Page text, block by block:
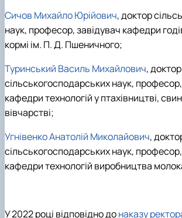
Сичов Михайло Юрійович, доктор
наук, професор, завідувач кафедри
кормі ім. П. Д. Пшеничного;
Туринський Василь Михайлович, доктор
сільськогосподарських наук,
кафедри технологій у птахівництві,
вівчарстві;
Угнівенко Анатолій Миколайович,
сільськогосподарських наук,
кафедри технологій виробництва
У 2022 році відповідно донаказу